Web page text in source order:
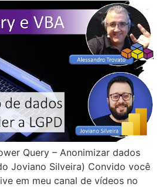
Query – Anonimizar dados
Joviano Silveira) Convido você
em meu canal de vídeos no